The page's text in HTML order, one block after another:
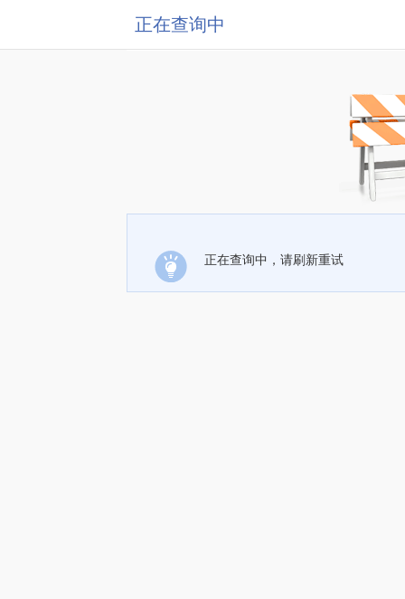
正在查询中
正在查询中，请刷新重试